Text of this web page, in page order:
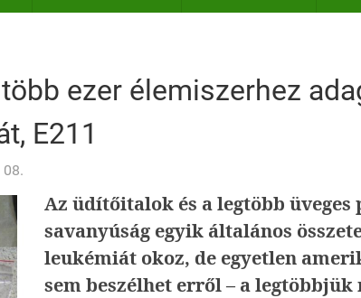
ezer élemiszerhez
E211
08.
Az üdítőitalok és a legtöbb üveges
savanyúság egyik általános
leukémiát okoz, de egyetlen
sem beszélhet erről – a legtöbbjük